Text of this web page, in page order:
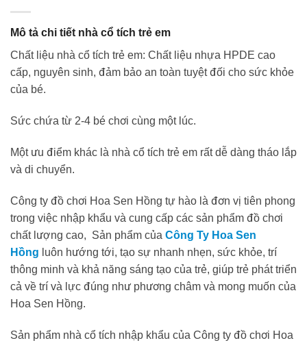
Mô tả chi tiết nhà cổ tích trẻ em
Chất liệu nhà cổ tích trẻ em: Chất liệu nhựa HPDE cao
cấp, nguyên sinh, đảm bảo an toàn tuyệt đối cho sức khỏe
của bé.
Sức chứa từ 2-4 bé chơi cùng một lúc.
Một ưu điểm khác là nhà cổ tích trẻ em rất dễ dàng tháo lắp
và di chuyển.
Công ty đồ chơi Hoa Sen Hồng tự hào là đơn vị tiên phong
trong việc nhập khẩu và cung cấp các sản phẩm đồ chơi
chất lượng cao, Sản phẩm của Công Ty Hoa Sen
Hồng luôn hướng tới, tạo sự nhanh nhẹn, sức khỏe, trí
thông minh và khả năng sáng tạo của trẻ, giúp trẻ phát triển
cả về trí và lực đúng như phương châm và mong muốn của
Hoa Sen Hồng.
Sản phẩm nhà cổ tích nhập khẩu của Công ty đồ chơi Hoa